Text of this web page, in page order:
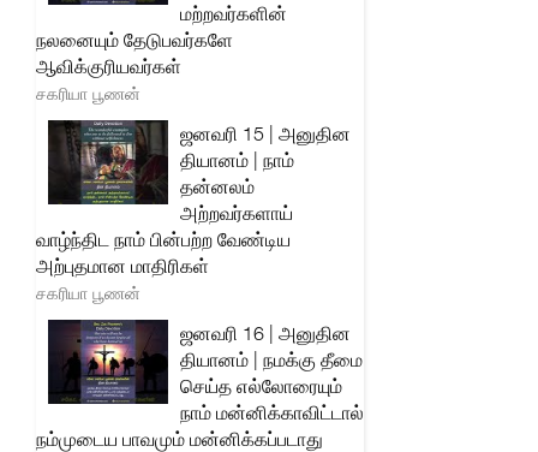
மற்றவர்களின்
நலனையும் தேடுபவர்களே
ஆவிக்குரியவர்கள்
சகரியா பூணன்
ஜனவரி 15 | அனுதின
தியானம் | நாம்
தன்னலம்
அற்றவர்களாய்
வாழ்ந்திட நாம் பின்பற்ற வேண்டிய
அற்புதமான மாதிரிகள்
சகரியா பூணன்
ஜனவரி 16 | அனுதின
தியானம் | நமக்கு தீமை
செய்த எல்லோரையும்
நாம் மன்னிக்காவிட்டால்
நம்முடைய பாவமும் மன்னிக்கப்படாது